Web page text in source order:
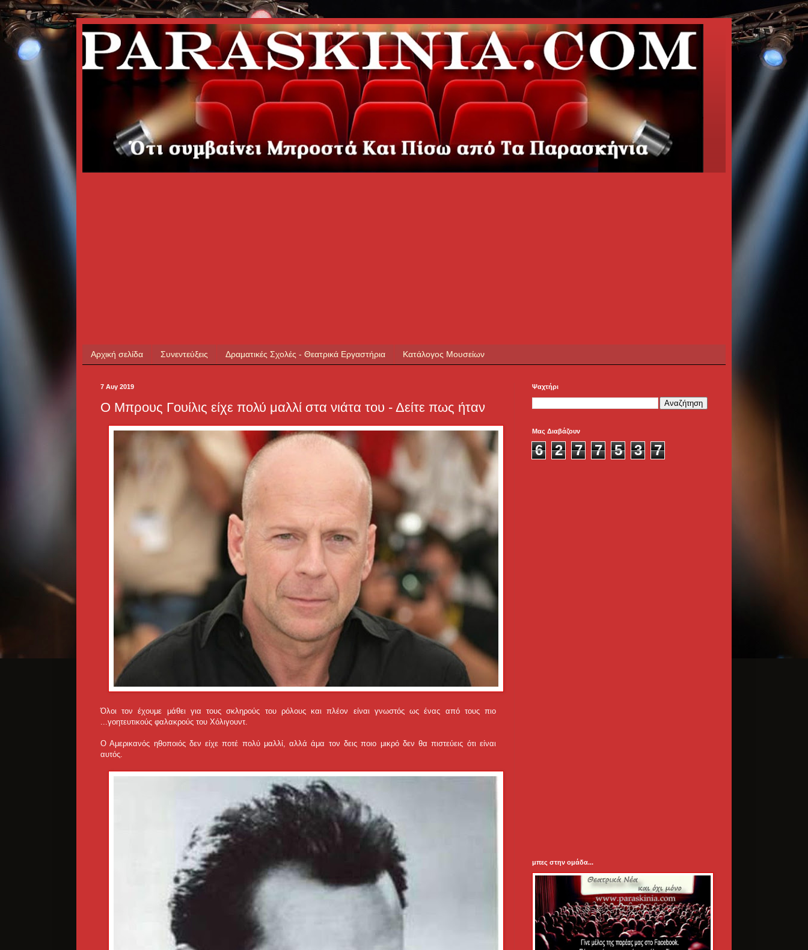
Αρχική σελίδα Συνεντεύξεις Δραματικές Σχολές - Θεατρικά Εργαστήρια Κατάλογος Μουσείων
7 Αυγ 2019
Ο Μπρους Γουίλις είχε πολύ μαλλί στα νιάτα του - Δείτε πως ήταν
Όλοι τον έχουμε μάθει για τους σκληρούς του ρόλους και πλέον είναι γνωστός ως ένας από τους πιο
...γοητευτικούς φαλακρούς του Χόλιγουντ.
Ο Αμερικανός ηθοποιός δεν είχε ποτέ πολύ μαλλί, αλλά άμα τον δεις ποιο μικρό δεν θα πιστεύεις ότι είναι
αυτός.
Ψαχτήρι
Μας Διαβάζουν
6 2 7 7 5 3 7
μπες στην ομάδα...